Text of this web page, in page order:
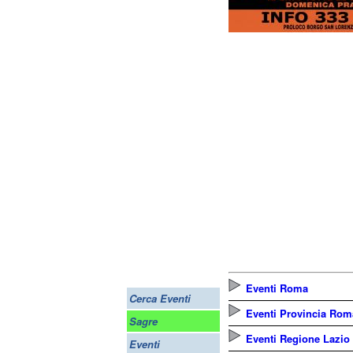
Cerca Eventi
Sagre
Eventi
Eventi Roma
Eventi Provincia
Eventi Regione Lazio